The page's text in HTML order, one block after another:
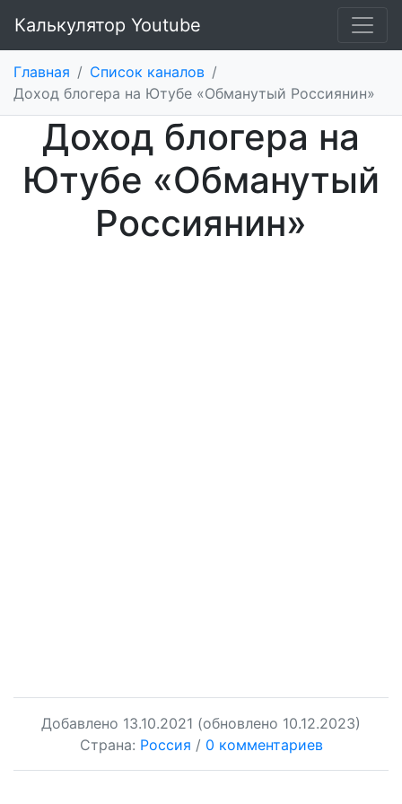
Калькулятор Youtube
Главная / Список каналов /
Доход блогера на Ютубе «Обманутый Россиянин»
Доход блогера на
Ютубе «Обманутый
Россиянин»
Добавлено 13.10.2021 (обновлено 10.12.2023)
Страна: Россия / 0 комментариев